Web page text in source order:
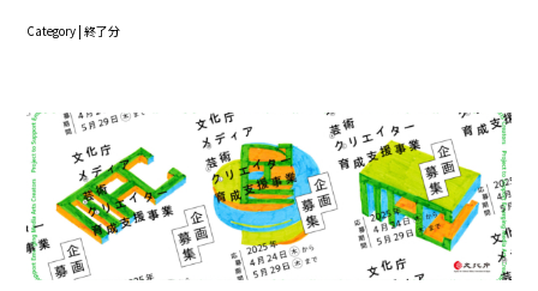
Category |終了分